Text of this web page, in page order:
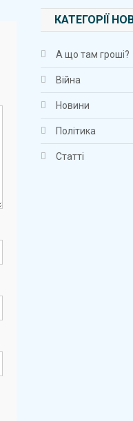
КАТЕГОРІЇ
А що там гроші?
Війна
Новини
Політика
Статті